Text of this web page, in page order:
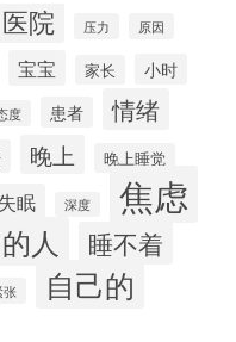
医院 压力 原因
宝宝 家长 小时
度 患者 情绪
晚上
晚上睡觉
眠 深度 焦虑
的人 睡不着
张 自己的